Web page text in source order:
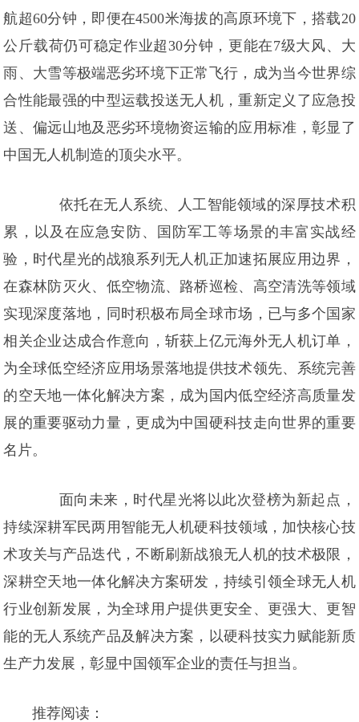
航超60分钟，即便在4500米海拔的高原环境下，搭载20
公斤载荷仍可稳定作业超30分钟，更能在7级大风、大
雨、大雪等极端恶劣环境下正常飞行，成为当今世界综
合性能最强的中型运载投送无人机，重新定义了应急投
送、偏远山地及恶劣环境物资运输的应用标准，彰显了
中国无人机制造的顶尖水平。
依托在无人系统、人工智能领域的深厚技术积
累，以及在应急安防、国防军工等场景的丰富实战经
验，时代星光的战狼系列无人机正加速拓展应用边界，
在森林防灭火、低空物流、路桥巡检、高空清洗等领域
实现深度落地，同时积极布局全球市场，已与多个国家
相关企业达成合作意向，斩获上亿元海外无人机订单，
为全球低空经济应用场景落地提供技术领先、系统完善
的空天地一体化解决方案，成为国内低空经济高质量发
展的重要驱动力量，更成为中国硬科技走向世界的重要
名片。
面向未来，时代星光将以此次登榜为新起点，
持续深耕军民两用智能无人机硬科技领域，加快核心技
术攻关与产品迭代，不断刷新战狼无人机的技术极限，
深耕空天地一体化解决方案研发，持续引领全球无人机
行业创新发展，为全球用户提供更安全、更强大、更智
能的无人系统产品及解决方案，以硬科技实力赋能新质
生产力发展，彰显中国领军企业的责任与担当。
推荐阅读：